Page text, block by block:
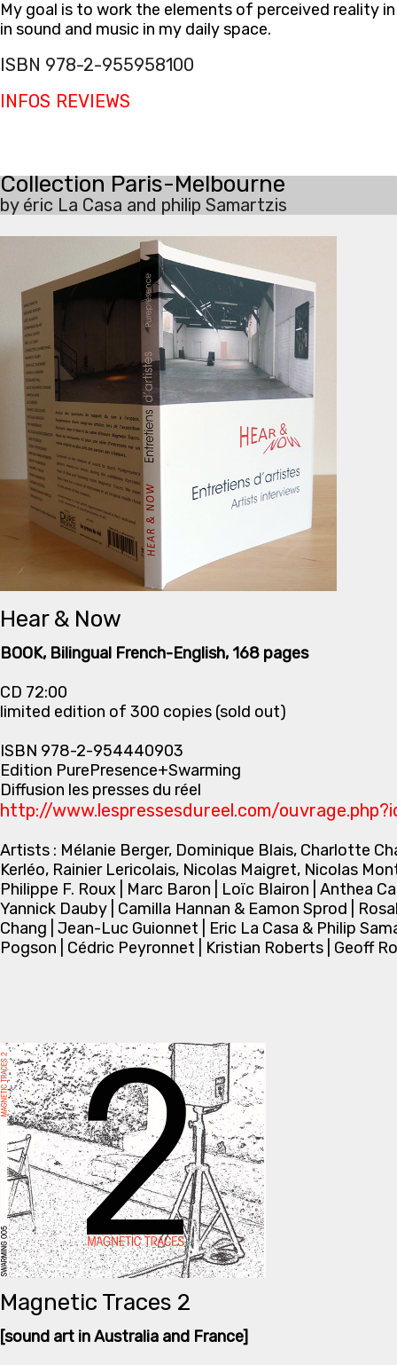
My goal is to work the elements of perceived reality
in sound and music in my daily space.
ISBN 978-2-955958100
INFOS REVIEWS
Collection Paris-Melbourne
by éric La Casa and philip Samartzis
Hear & Now
BOOK, Bilingual French-English, 168 pages
CD 72:00
limited edition of 300 copies (sold out)
ISBN 978-2-954440903
Edition PurePresence+Swarming
Diffusion les presses du réel
http://www.lespressesdureel.com/
Artists : Mélanie Berger, Dominique Blais, Charlotte
Kerléo, Rainier Lericolais, Nicolas Maigret, Nicolas
Philippe F. Roux | Marc Baron | Loïc Blairon | Anthea
Yannick Dauby | Camilla Hannan & Eamon Sprod |
Chang | Jean-Luc Guionnet | Eric La Casa & Philip
Pogson | Cédric Peyronnet | Kristian Roberts | Geoff
Magnetic Traces 2
[sound art in Australia and France]